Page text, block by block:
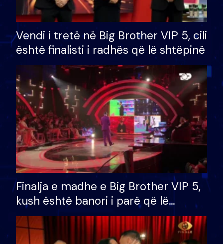
Vendi i tretë në Big Brother VIP 5, cili
është finalisti i radhës që lë shtëpinë
Finalja e madhe e Big Brother VIP 5,
kush është banori i parë që lë
shtëpinë dhe humb mundësinë për
të fituar çmimin e madh